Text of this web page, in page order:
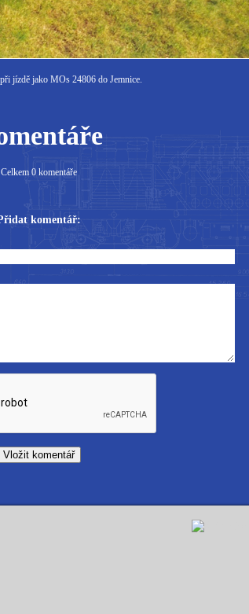
při jízdě jako MOs 24806 do Jemnice.
Celkem 0 komentáře
komentář: